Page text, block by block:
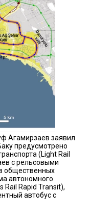
Агамирзаев заявил
предусмотрено
(Light Rail
с рельсовыми
общественных
автономного
Rail Rapid Transit),
автобус с